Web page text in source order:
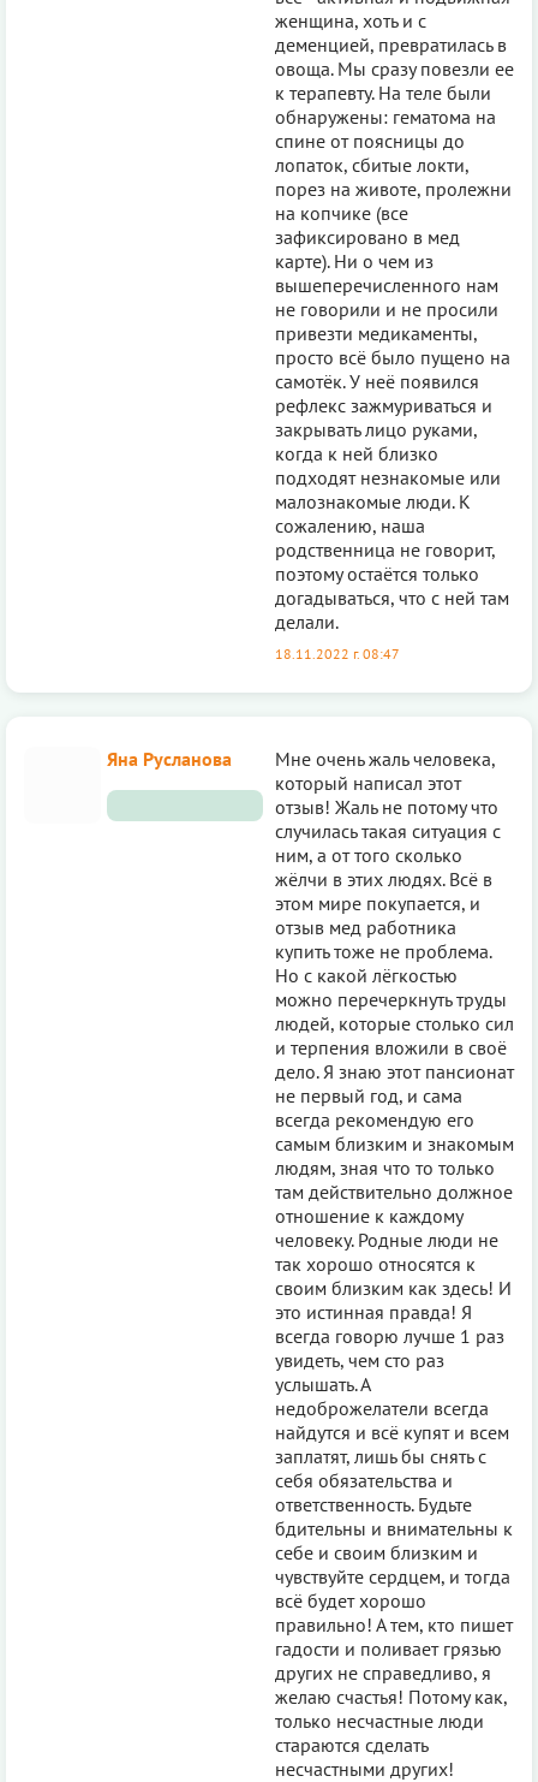
женщина, хоть и с
деменцией, превратилась в
овоща. Мы сразу повезли ее
к терапевту. На теле были
обнаружены: гематома на
спине от поясницы до
лопаток, сбитые локти,
порез на животе, пролежни
на копчике (все
зафиксировано в мед
карте). Ни о чем из
вышеперечисленного нам
не говорили и не просили
привезти медикаменты,
просто всё было пущено на
самотёк. У неё появился
рефлекс зажмуриваться и
закрывать лицо руками,
когда к ней близко
подходят незнакомые или
малознакомые люди. К
сожалению, наша
родственница не говорит,
поэтому остаётся только
догадываться, что с ней там
делали.
18.11.2022 г. 08:47
Яна Русланова
Мне очень жаль человека,
который написал этот
отзыв! Жаль не потому что
случилась такая ситуация с
ним, а от того сколько
жёлчи в этих людях. Всё в
этом мире покупается, и
отзыв мед работника
купить тоже не проблема.
Но с какой лёгкостью
можно перечеркнуть труды
людей, которые столько сил
и терпения вложили в своё
дело. Я знаю этот пансионат
не первый год, и сама
всегда рекомендую его
самым близким и знакомым
людям, зная что то только
там действительно должное
отношение к каждому
человеку. Родные люди не
так хорошо относятся к
своим близким как здесь! И
это истинная правда! Я
всегда говорю лучше 1 раз
увидеть, чем сто раз
услышать. А
недоброжелатели всегда
найдутся и всё купят и всем
заплатят, лишь бы снять с
себя обязательства и
ответственность. Будьте
бдительны и внимательны к
себе и своим близким и
чувствуйте сердцем, и тогда
всё будет хорошо
правильно! А тем, кто пишет
гадости и поливает грязью
других не справедливо, я
желаю счастья! Потому как,
только несчастные люди
стараются сделать
несчастными других!